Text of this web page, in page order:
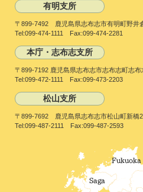
有明支所
〒899-7492 鹿児島県志布志市有明町野井
Tel:099-474-1111 Fax:099-474-2281
本庁・志布志支所
〒899-7192 鹿児島県志布志市志布志町志
Tel:099-472-1111 Fax:099-473-2203
松山支所
〒899-7692 鹿児島県志布志市松山町新橋
Tel:099-487-2111 Fax:099-487-2593